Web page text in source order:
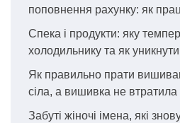
поповнення рахунку: як
Спека і продукти: яку
холодильнику та як
Як правильно прати
сіла, а вишивка не втратила
Забуті жіночі імена, які